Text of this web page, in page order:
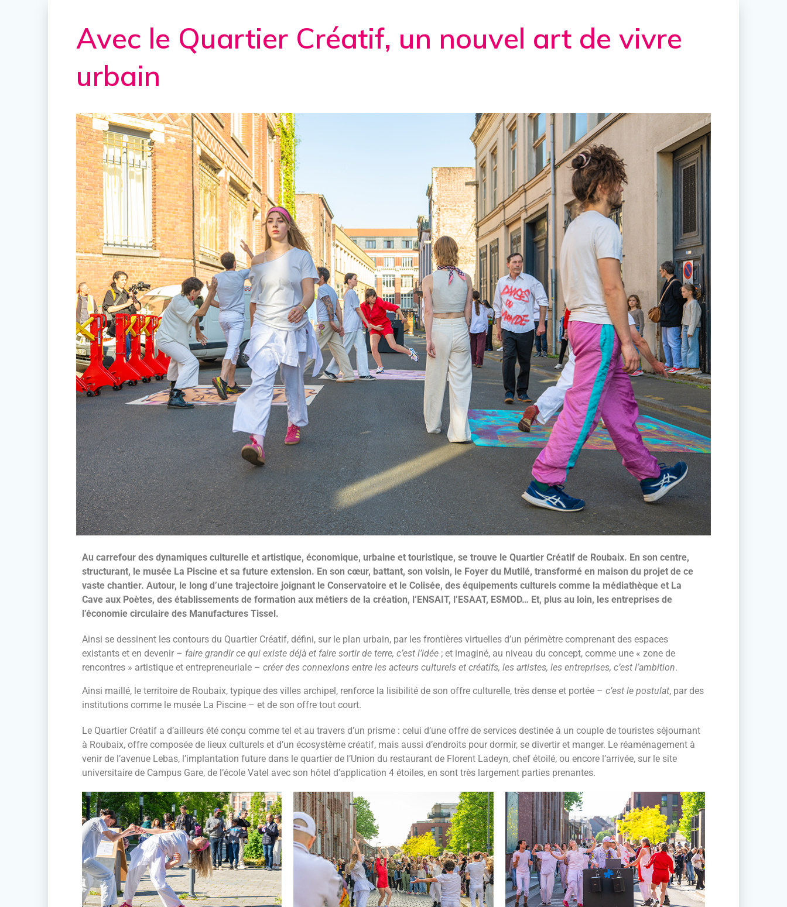
Avec le Quartier Créatif, un nouvel art de vivre
urbain
Au carrefour des dynamiques culturelle et artistique, économique, urbaine et touristique, se trouve le Quartier Créatif de Roubaix. En son centre,
structurant, le musée La Piscine et sa future extension. En son cœur, battant, son voisin, le Foyer du Mutilé, transformé en maison du projet de ce
vaste chantier. Autour, le long d’une trajectoire joignant le Conservatoire et le Colisée, des équipements culturels comme la médiathèque et La
Cave aux Poètes, des établissements de formation aux métiers de la création, l’ENSAIT, l’ESAAT, ESMOD… Et, plus au loin, les entreprises de
l’économie circulaire des Manufactures Tissel.
Ainsi se dessinent les contours du Quartier Créatif, défini, sur le plan urbain, par les frontières virtuelles d’un périmètre comprenant des espaces
existants et en devenir – faire grandir ce qui existe déjà et faire sortir de terre, c’est l’idée ; et imaginé, au niveau du concept, comme une « zone de
rencontres » artistique et entrepreneuriale –créer des connexions entre les acteurs culturels et créatifs, les artistes, les entreprises, c’est l’ambition.
Ainsi maillé, le territoire de Roubaix, typique des villes archipel, renforce la lisibilité de son offre culturelle, très dense et portée –c’est le postulat, par des
institutions comme le musée La Piscine – et de son offre tout court.
Le Quartier Créatif a d’ailleurs été conçu comme tel et au travers d’un prisme : celui d’une offre de services destinée à un couple de touristes séjournant
à Roubaix, offre composée de lieux culturels et d’un écosystème créatif, mais aussi d’endroits pour dormir, se divertir et manger. Le réaménagement à
venir de l’avenue Lebas, l’implantation future dans le quartier de l’Union du restaurant de Florent Ladeyn, chef étoilé, ou encore l’arrivée, sur le site
universitaire de Campus Gare, de l’école Vatel avec son hôtel d’application 4 étoiles, en sont très largement parties prenantes.